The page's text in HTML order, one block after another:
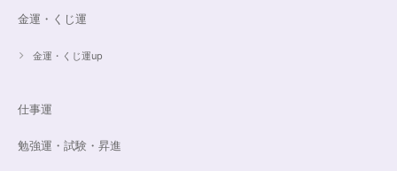
金運・くじ運
金運・くじ運up
仕事運
勉強運・試験・昇進